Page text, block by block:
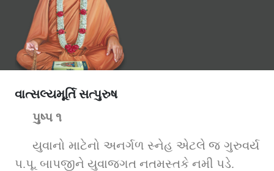
વાત્સલ્યમૂર્તિ સત્પુરુષ
પુષ્પ ૧
યુવાનો માટેનો અનર્ગળ સ્નેહ એટલે જ ગુરુવર્ય
પ.પૂ. બાપજીને યુવાજગત નતમસ્તકે નમી પડે.